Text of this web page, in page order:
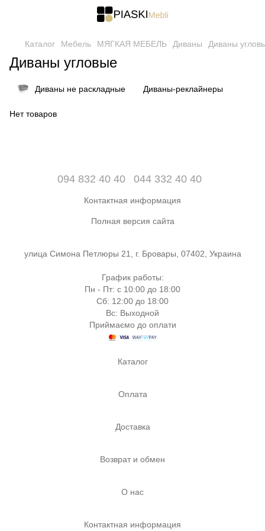
Каталог Мебель МЯГКАЯ МЕБЕЛЬ Диваны Диваны
Диваны угловые
Диваны не раскладные Диваны-реклайнеры
Нет товаров
094 832 40 40 044 332 40 40
Контактная информация
Полная версия сайта
улица Симона Петлюры 21, г. Бровары, 07402, Украина
График работы:
Пн - Пт: с 10:00 до 18:00
Сб: 12:00 до 18:00
Вс: Выходной
Приймаємо до оплати
Каталог
Оплата
Доставка
Возврат и обмен
О нас
Контактная информация